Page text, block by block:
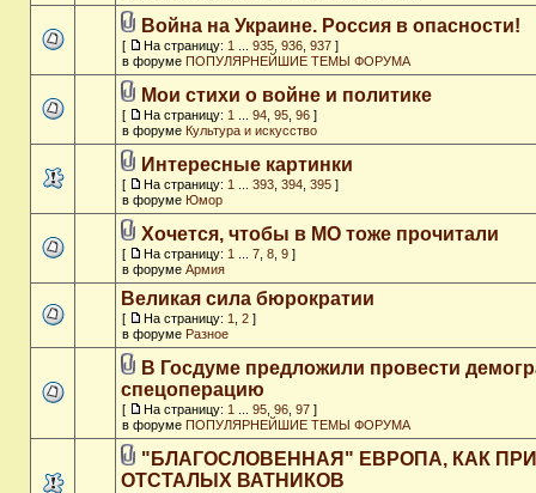
Война на Украине. Россия в опасности!
[ На страницу: 1 935 936 937 ]
в форуме ПОПУЛЯРНЕЙШИЕ ТЕМЫ ФОРУМА
Мои стихи о войне и политике
[ На страницу: 1 94 95 96 ]
в форуме Культура и искусство
Интересные картинки
[ На страницу: 1 393 394 395 ]
в форуме Юмор
Хочется, чтобы в МО тоже прочитали
[ На страницу: 1 7 8 9 ]
в форуме Армия
Великая сила бюрократии
[ На страницу: 1 2 ]
в форуме Разное
В Госдуме предложили провести
спецоперацию
[ На страницу: 1 95 96 97 ]
в форуме ПОПУЛЯРНЕЙШИЕ ТЕМЫ ФОРУМА
"БЛАГОСЛОВЕННАЯ" ЕВРОПА, КАК
ОТСТАЛЫХ ВАТНИКОВ